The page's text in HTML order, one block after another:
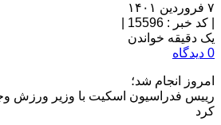
۷ فروردین ۱۴۰۱
کد خبر : 15596
یک دقیقه خواندن
0 دیدگاه
امروز انجام شد؛
رییس فدراسیون اسکیت با وزیر ورزش
کرد